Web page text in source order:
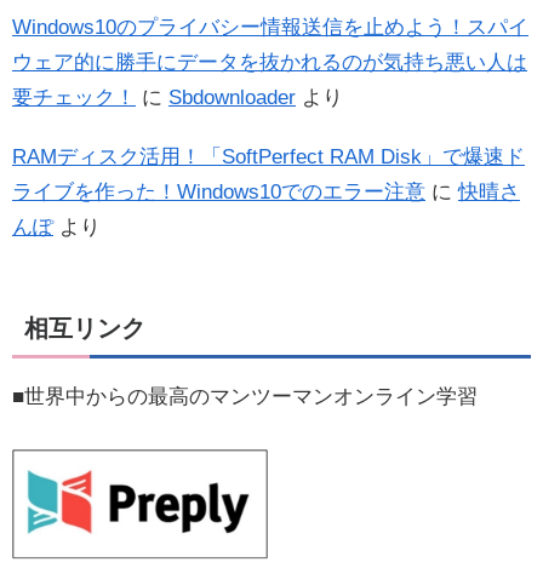
Windows10のプライバシー情報送信を止めよう！スパイ
ウェア的に勝手にデータを抜かれるのが気持ち悪い人は
要チェック！
に Sbdownloader より
RAMディスク活用！「SoftPerfect RAM Disk」で爆速ド
ライブを作った！Windows10でのエラー注意 に快晴さ
んぽより
相互リンク
■世界中からの最高のマンツーマンオンライン学習